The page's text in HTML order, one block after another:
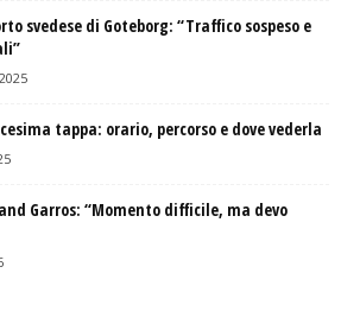
svedese di Goteborg: “Traffico sospeso e
tappa: orario, percorso e dove vederla
Garros: “Momento difficile, ma devo